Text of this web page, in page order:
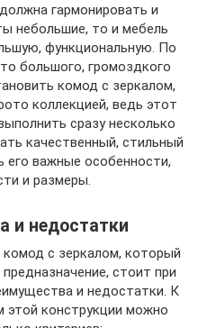
гармонировать и
небольшие, то и мебель
функциональную. По
большого, громоздкого
комод с зеркалом,
коллекцией, ведь этот
сразу несколько
качественный, стильный
его важные особенности,
и размеры.
и недостатки
с зеркалом, который
стоит при
и недостатки. К
конструкции можно